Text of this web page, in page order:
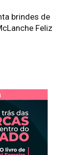
brindes de
Feliz